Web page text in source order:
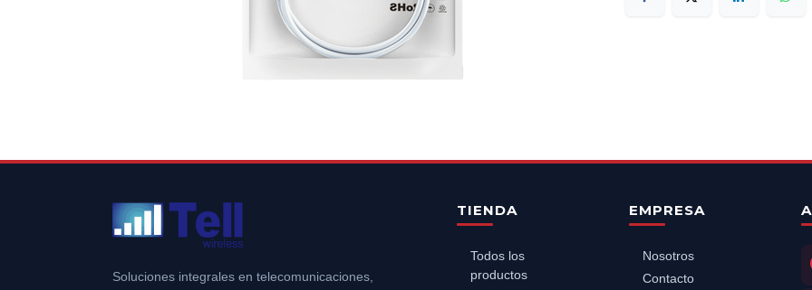
Soluciones integrales en telecomunicaciones,
TIENDA
Todos los
productos
EMPRESA
Nosotros
Contacto